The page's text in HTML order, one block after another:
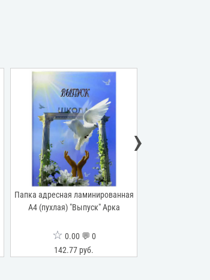
Папка адресная ламинированная
А4 (пухлая) "Выпуск" Арка
☆ 0.00 💬 0
142.77 руб.
›